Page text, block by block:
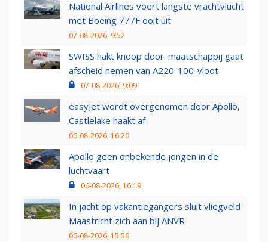
National Airlines voert langste vrachtvlucht
met Boeing 777F ooit uit
07-08-2026, 9:52
SWISS hakt knoop door: maatschappij gaat
afscheid nemen van A220-100-vloot
07-08-2026, 9:09
easyJet wordt overgenomen door Apollo,
Castlelake haakt af
06-08-2026, 16:20
Apollo geen onbekende jongen in de
luchtvaart
06-08-2026, 16:19
In jacht op vakantiegangers sluit vliegveld
Maastricht zich aan bij ANVR
06-08-2026, 15:56